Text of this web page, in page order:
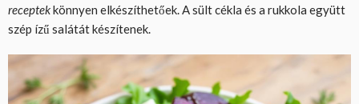
receptekkönnyen elkészíthetőek. A sült cékla és a rukkola együtt
szép ízű salátát készítenek.